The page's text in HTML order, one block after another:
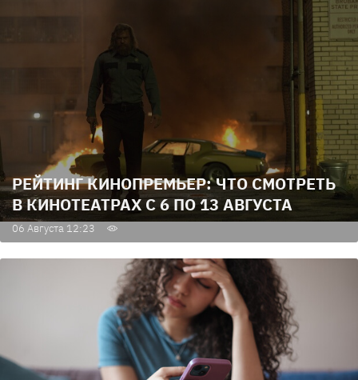
РЕЙТИНГ КИНОПРЕМЬЕР: ЧТО СМОТРЕТЬ
В КИНОТЕАТРАХ С 6 ПО 13 АВГУСТА
06 Августа 12:23